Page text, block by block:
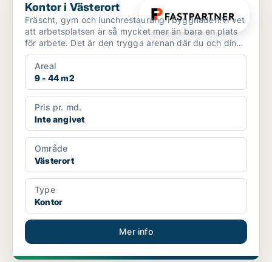
Kontor i Västerort
Fräscht, gym och lunchrestaurang i byggnaden!Vi vet
att arbetsplatsen är så mycket mer än bara en plats
för arbete. Det är den trygga arenan där du och dina
...
Areal
9 - 44 m2
Pris pr. md.
Inte angivet
Område
Västerort
Type
Kontor
Mer info